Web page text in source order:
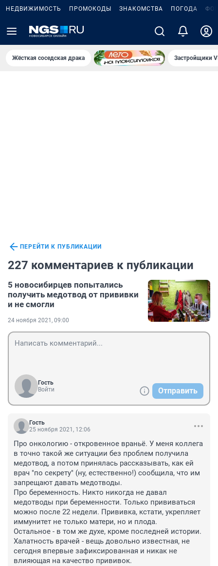
НЕДВИЖИМОСТЬ ПРОМОКОДЫ ЗНАКОМСТВА ПОГОДА
Жёсткая соседская драка Застройщики
ПЕРЕЙТИ К ПУБЛИКАЦИИ
227 комментариев к публикации
5 новосибирцев попытались
получить медотвод от прививки
и не смогли
24 ноября 2021, 09:00
Гость
Войти
Отправить
Гость
25 ноября 2021, 12:06
Про онкологию - откровенное враньё. У меня коллега
в точно такой же ситуации без проблем получила
медотвод, а потом принялась рассказывать, как ей
врач "по секрету" (ну, естественно!) сообщила, что им
запрещают давать медотводы.
Про беременность. Никто никогда не давал
медотводы при беременности. Только прививаться
можно после 22 недели. Прививка, кстати, укрепляет
иммунитет не только матери, но и плода.
Остальное - в том же духе, кроме последней истории.
Халатность врачей - вещь довольно известная, не
сегодня впервые зафиксированная и никак не
влияющая на качество прививок.